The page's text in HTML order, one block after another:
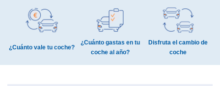
¿Cuánto gastas en tu
Disfruta el cambio de